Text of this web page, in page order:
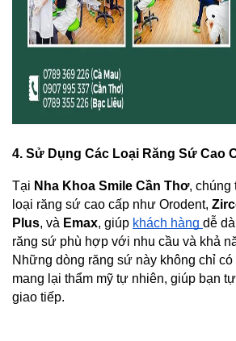
4. Sử Dụng Các Loại Răng Sứ Cao
Tại Nha Khoa Smile Cần Thơ, chúng
loại răng sứ cao cấp như Orodent,
Plus, và Emax, giúp khách hàng dễ
răng sứ phù hợp với nhu cầu và khả
Những dòng răng sứ này không chỉ có
mang lại thẩm mỹ tự nhiên, giúp bạn
giao tiếp.